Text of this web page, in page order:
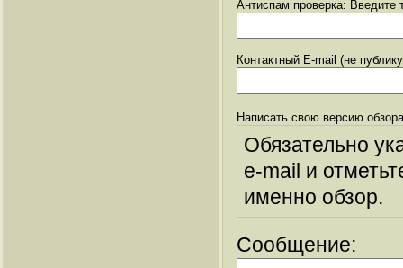
Антиспам проверка: Введите
Контактный E-mail (не
Написать свою версию
Обязательно
e-mail и
именно обзор.
Сообщение: